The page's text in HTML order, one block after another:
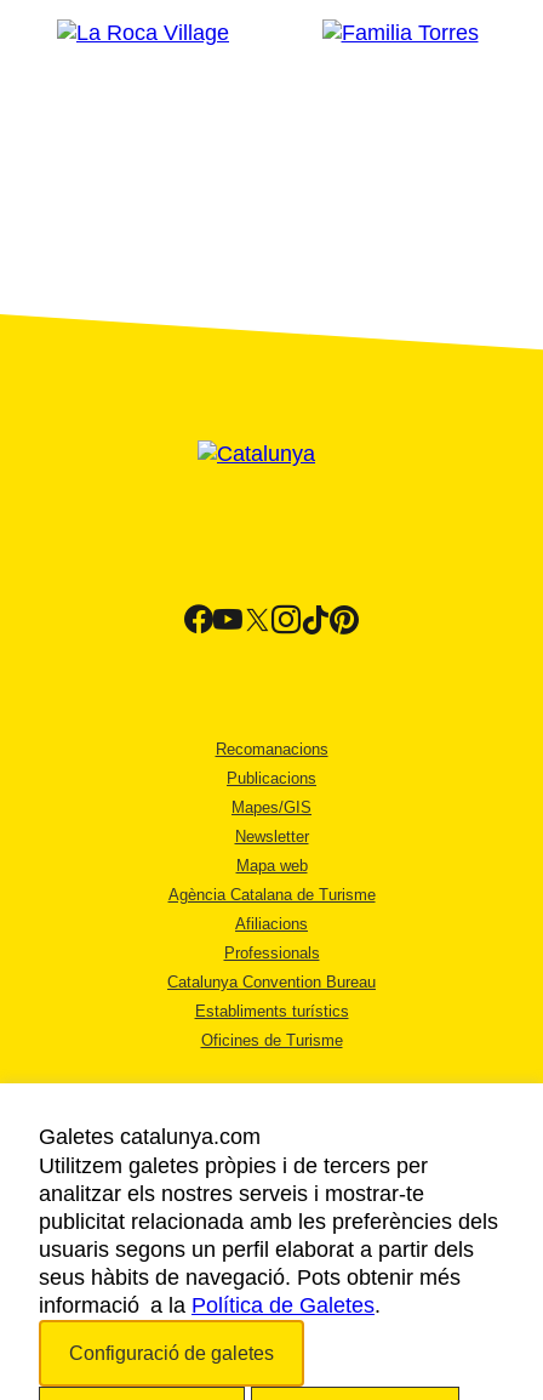
Recomanacions
Publicacions
Mapes/GIS
Newsletter
Mapa web
Agència Catalana de Turisme
Afiliacions
Professionals
Catalunya Convention Bureau
Establiments turístics
Oficines de Turisme
AVÍS LEGAL
POLÍTICA DE PRIVACITAT
COOKIES
ACCESSIBILITAT
Galetes catalunya.com
Utilitzem galetes pròpies i de tercers per
analitzar els nostres serveis i mostrar-te
publicitat relacionada amb les preferències dels
usuaris segons un perfil elaborat a partir dels
seus hàbits de navegació. Pots obtenir més
informació a la Política de Galetes.
Configuració de galetes